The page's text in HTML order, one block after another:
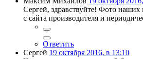
Сергей, здравствуйте! Фото
с сайта производителя и
Ответить
Сергей 19 октября 2016, в 13:10